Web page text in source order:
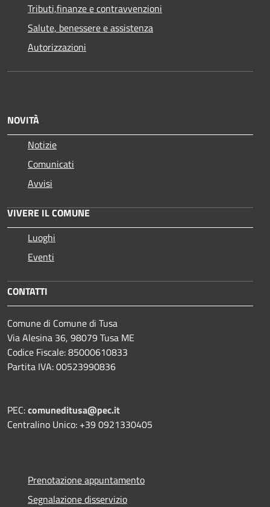
Tributi,finanze e contravvenzioni
Salute, benessere e assistenza
Autorizzazioni
NOVITÀ
Notizie
Comunicati
Avvisi
VIVERE IL COMUNE
Luoghi
Eventi
CONTATTI
Comune di Comune di Tusa
Via Alesina 36, 98079 Tusa ME
Codice Fiscale: 85000610833
Partita IVA: 00523990836
PEC:comuneditusa@pec.it
Centralino Unico: +39 0921330405
Prenotazione appuntamento
Segnalazione disservizio